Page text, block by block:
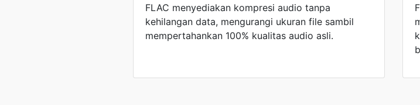
FLAC menyediakan kompresi audio tanpa
kehilangan data, mengurangi ukuran file sambil
mempertahankan 100% kualitas audio asli.